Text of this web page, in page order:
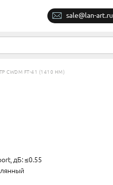
sale@lan-art.ru
CWDM FT-41 (1410 НМ)
дБ: ≤0.55